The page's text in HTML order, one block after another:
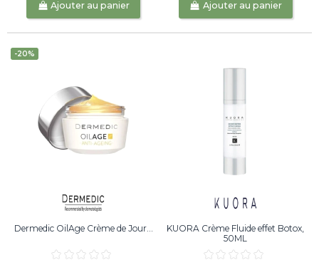
Ajouter au panier Ajouter au panier
-20%
Dermedic OilAge Crème de Jour...
KUORA Crème Fluide effet Botox,
50ML